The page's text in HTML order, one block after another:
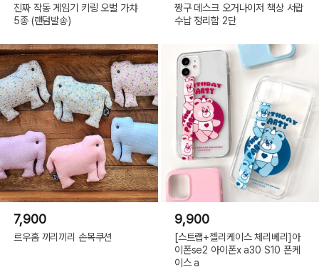
진짜 작동 게임기 키링 오벌 가챠
5종 (랜덤발송)
짱구 데스크 오거나이저 책상 서랍
수납 정리함 2단
7,900
르우홈 끼리끼리 손목쿠션
9,900
[스트랩+젤리케이스 체리베리]아
이폰se2 아이폰x a30 S10 폰케
이스 a